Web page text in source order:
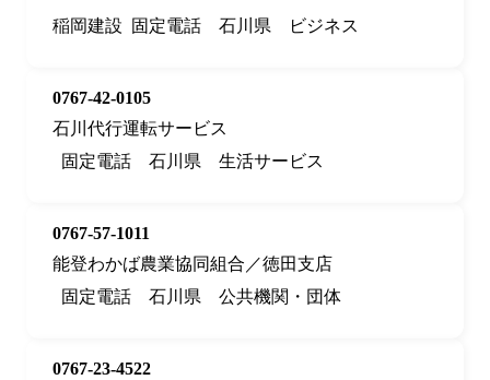
稲岡建設
固定電話 石川県 ビジネス
0767-42-0105
石川代行運転サービス
固定電話
石川県 生活サービス
0767-57-1011
能登わかば農業協同組合／徳田支店
固定電話
石川県 公共機関・団体
0767-23-4522